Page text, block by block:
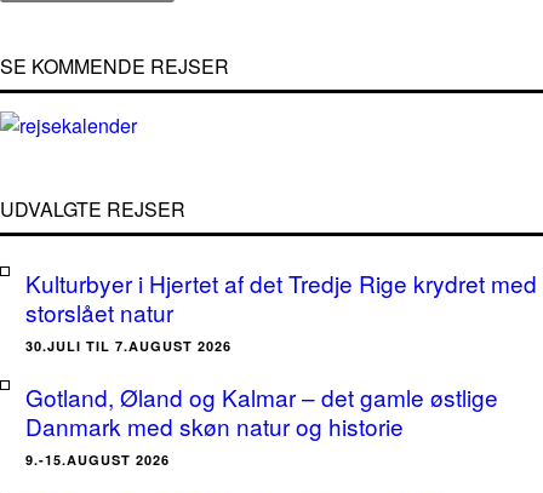
SE KOMMENDE REJSER
UDVALGTE REJSER
Kulturbyer i Hjertet af det Tredje Rige krydret med
storslået natur
30.JULI TIL 7.AUGUST 2026
Gotland, Øland og Kalmar – det gamle østlige
Danmark med skøn natur og historie
9.-15.AUGUST 2026